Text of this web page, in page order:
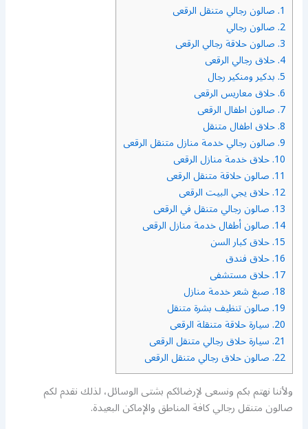
1. صالون رجالي متنقل الرقعى
2. صالون رجالي
3. صالون حلاقة رجالي الرقعى
4. حلاق رجالي الرقعى
5. بدكير ومنكير رجال
6. حلاق معاريس الرقعى
7. صالون اطفال الرقعى
8. حلاق اطفال متنقل
9. صالون رجالي خدمة منازل متنقل الرقعى
10. حلاق خدمة منازل الرقعى
11. صالون حلاقة متنقل الرقعى
12. حلاق يجي البيت الرقعى
13. صالون رجالي متنقل في الرقعى
14. صالون أطفال خدمة منازل الرقعى
15. حلاق كبار السن
16. حلاق فندق
17. حلاق مستشفى
18. صبغ شعر خدمة منازل
19. صالون تنظيف بشرة متنقل
20. سيارة حلاقة متنقلة الرقعى
21. سيارة حلاق رجالي متنقل الرقعى
22. صالون حلاق رجالي متنقل الرقعى
ولأننا نهتم بكم ونسعى لإرضائكم بشتى الوسائل، لذلك نقدم لكم
صالون متنقل رجالي كافة المناطق والإماكن البعيدة.